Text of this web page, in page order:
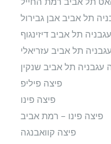
תל אביב אבן גבירול
תל אביב דיזינגוף
תל אביב עזריאלי
עגבניה תל אביב שנקין
פיצה פיליפ
פיצה פינו
פיצה פינו – רמת אביב
פיצה קוואבנגה